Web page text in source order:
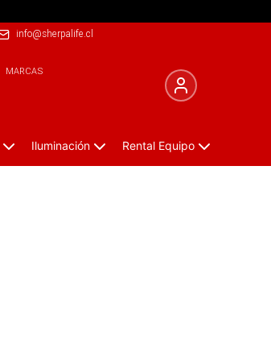
info@sherpalife.cl
MARCAS
Iluminación Rental Equipo